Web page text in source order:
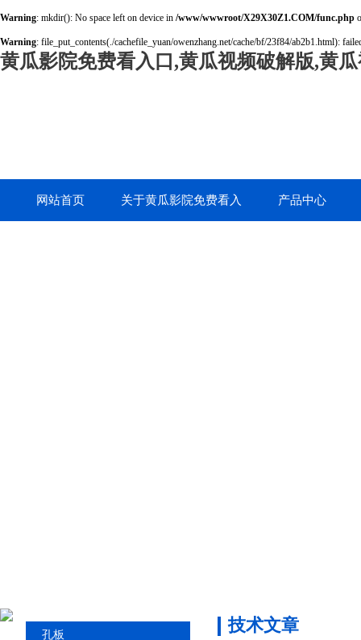
Warning: mkdir(): No space left on device in /www/wwwroot/X29X30Z1.COM/func.php
Warning: file_put_contents(./cachefile_yuan/owenzhang.net/cache/bf/23f84/ab2b1.html):
黄瓜影院免费看入口,黄瓜视频破解版,黄
网站首页 关于黄瓜影院免费看入 产品中心
孔板 技术文章